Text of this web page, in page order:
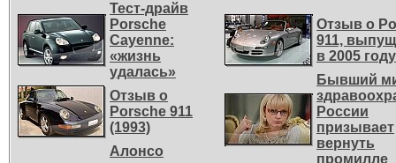
Тест-драйв
Porsche
Cayenne:
«жизнь
удалась»
Отзыв о
Porsche 911
(1993)
Алонсо
Отзыв о
911,
в 2005 году
Бывший
России
призывает
вернуть
промилле